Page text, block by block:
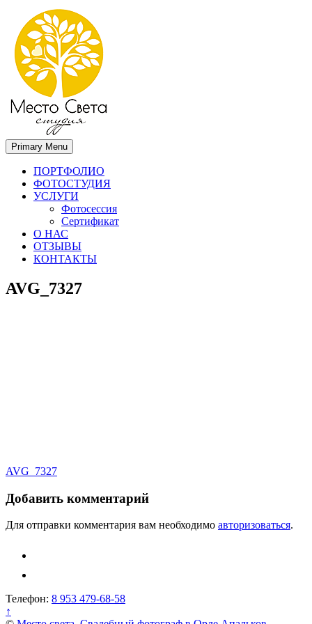
Место света. Свадебный фотограф в Орле Апальков Вячеслав
Свадебный фотограф в Орле
Primary Menu
ПОРТФОЛИО
ФОТОСТУДИЯ
УСЛУГИ
Фотосессия
Сертификат
О НАС
ОТЗЫВЫ
КОНТАКТЫ
AVG_7327
Навигация
по
записям
AVG_7327
Добавить комментарий
Для отправки комментария вам необходимо авторизоваться.
Телефон: 8 953 479-68-58
↑